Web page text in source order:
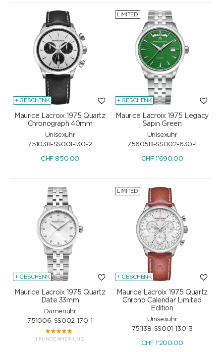
+ GESCHENK
Maurice Lacroix 1975 Quartz
Chronograph 40mm
Unisexuhr
751038-SS001-130-2
CHF850.00
LIMITED
+ GESCHENK
Maurice Lacroix 1975 Legacy
Sapin Green
Unisexuhr
756058-SS002-630-1
CHF1'690.00
+ GESCHENK
Maurice Lacroix 1975 Quartz
Date 33mm
Damenuhr
751006-SS002-170-1
1 KUNDENMEINUNG
LIMITED
+ GESCHENK
Maurice Lacroix 1975 Quartz
Chrono Calendar Limited
Edition
Unisexuhr
751138-SS001-130-3
CHF1'200.00